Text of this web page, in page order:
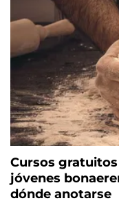
Cursos
jóvenes
dónde anotarse